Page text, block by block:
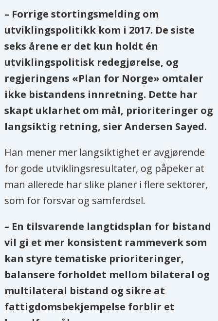
– Forrige stortingsmelding om
utviklingspolitikk kom i 2017. De siste
seks årene er det kun holdt én
utviklingspolitisk redegjørelse, og
regjeringens «Plan for Norge» omtaler
ikke bistandens innretning. Dette har
skapt uklarhet om mål, prioriteringer og
langsiktig retning, sier Andersen Sayed.
Han mener mer langsiktighet er avgjørende
for gode utviklingsresultater, og påpeker at
man allerede har slike planer i flere sektorer,
som for forsvar og samferdsel.
– En tilsvarende langtidsplan for bistand
vil gi et mer konsistent rammeverk som
kan styre tematiske prioriteringer,
balansere forholdet mellom bilateral og
multilateral bistand og sikre at
fattigdomsbekjempelse forblir et